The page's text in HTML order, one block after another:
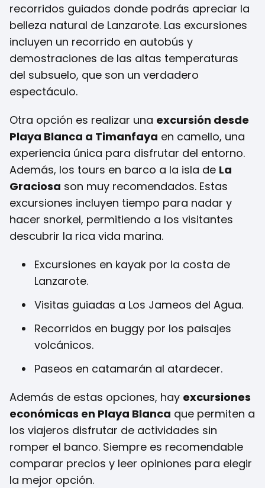
recorridos guiados donde podrás apreciar la
belleza natural de Lanzarote. Las excursiones
incluyen un recorrido en autobús y
demostraciones de las altas temperaturas
del subsuelo, que son un verdadero
espectáculo.
Otra opción es realizar una excursión desde
Playa Blanca a Timanfaya en camello, una
experiencia única para disfrutar del entorno.
Además, los tours en barco a la isla de La
Graciosa son muy recomendados. Estas
excursiones incluyen tiempo para nadar y
hacer snorkel, permitiendo a los visitantes
descubrir la rica vida marina.
Excursiones en kayak por la costa de
Lanzarote.
Visitas guiadas a Los Jameos del Agua.
Recorridos en buggy por los paisajes
volcánicos.
Paseos en catamarán al atardecer.
Además de estas opciones, hay excursiones
económicas en Playa Blanca que permiten a
los viajeros disfrutar de actividades sin
romper el banco. Siempre es recomendable
comparar precios y leer opiniones para elegir
la mejor opción.